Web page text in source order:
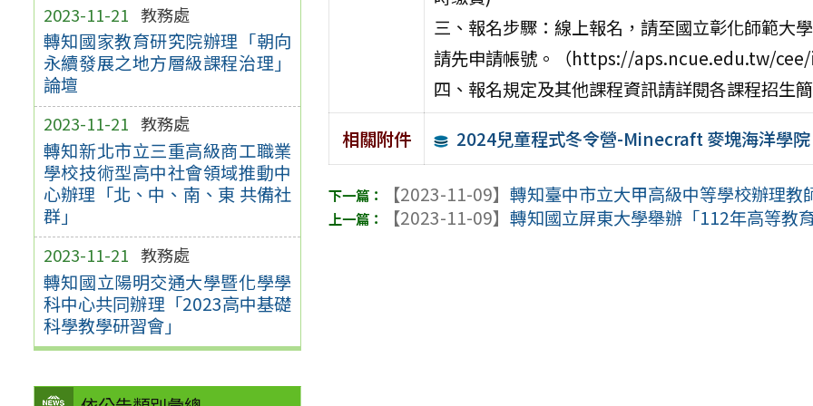
2023-11-21 教務處
轉知國家教育研究院辦理「朝向
永續發展之地方層級課程治理」
論壇
2023-11-21 教務處
轉知新北市立三重高級商工職業
學校技術型高中社會領域推動中
心辦理「北、中、南、東 共備社
群」
2023-11-21 教務處
轉知國立陽明交通大學暨化學學
科中心共同辦理「2023高中基礎
科學教學研習會」
三、報名步驟：線上報名，請至國立彰化師範大
請先申請帳號。（https://aps.ncue.edu.tw/
四、報名規定及其他課程資訊請詳閱各課程招生
相關附件
2024兒童程式冬令營-Minecraft 麥塊海洋學院
【2023-11-09】轉知臺中市立大甲高級中等學校辦理教
【2023-11-09】轉知國立屏東大學舉辦「112年高等教